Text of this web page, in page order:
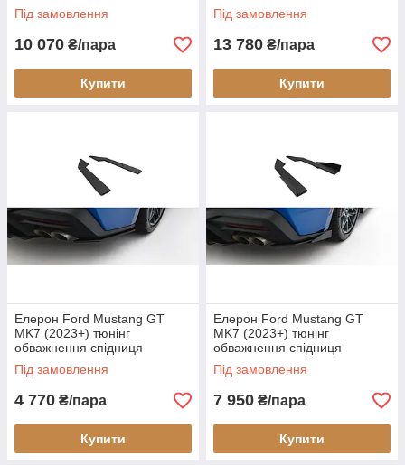
Під замовлення
10 070 ₴/пара
Купити
Під замовлення
13 780 ₴/пара
Купити
Елерон Ford Mustang GT
MK7 (2023+) тюнінг
обважнення спідниця
заднього бампера (Street Pro
V1)
Під замовлення
4 770 ₴/пара
Купити
Елерон Ford Mustang GT
MK7 (2023+) тюнінг
обважнення спідниця
заднього бампера (Street Pro
V2)
Під замовлення
7 950 ₴/пара
Купити